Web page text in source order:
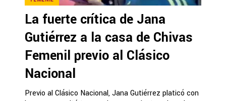
La fuerte crítica de Jana
Gutiérrez a la casa de Chivas
Femenil previo al Clásico
Nacional
Previo al Clásico Nacional, Jana Gutiérrez platicó con